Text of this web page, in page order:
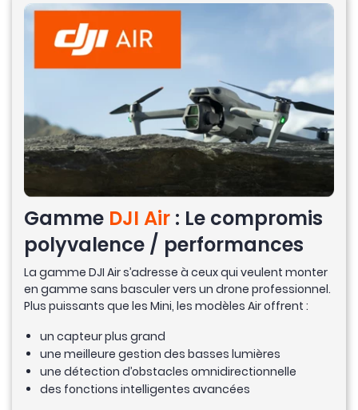
Gamme DJI Air : Le compromis
polyvalence / performances
La gamme DJI Air s’adresse à ceux qui veulent monter
en gamme sans basculer vers un drone professionnel.
Plus puissants que les Mini, les modèles Air offrent :
un capteur plus grand
une meilleure gestion des basses lumières
une détection d’obstacles omnidirectionnelle
des fonctions intelligentes avancées